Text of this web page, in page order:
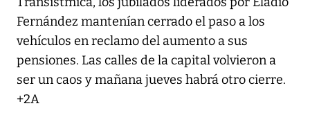
Fernández mantenían cerrado el paso a los
vehículos en reclamo del aumento a sus
pensiones. Las calles de la capital volvieron a
ser un caos y mañana jueves habrá otro cierre.
+2A